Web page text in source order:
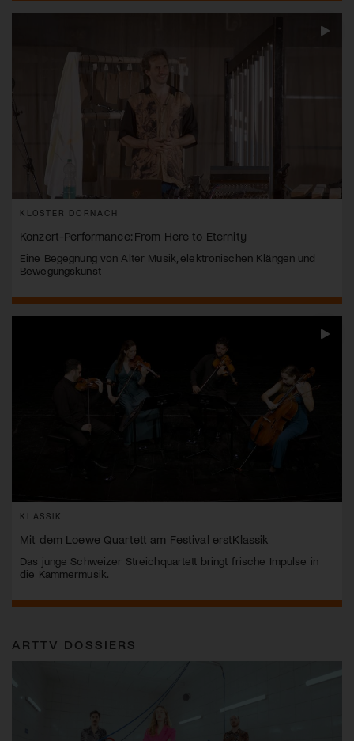
KLOSTER DORNACH
Konzert-Performance: From Here to Eternity
Eine Begegnung von Alter Musik, elektronischen Klängen und
Bewegungskunst
KLASSIK
Mit dem Loewe Quartett am Festival erstKlassik
Das junge Schweizer Streichquartett bringt frische Impulse in
die Kammermusik.
ARTTV DOSSIERS